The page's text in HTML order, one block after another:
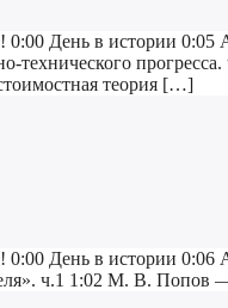
0:00 День в истории
технического
теория […]
0:00 День в истории
ч.1 1:02 М. В.